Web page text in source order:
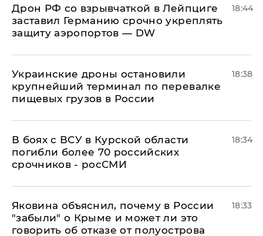
​Дрон РФ со взрывчаткой в Лейпциге
заставил Германию срочно укреплять
защиту аэропортов — DW
18:44
Украинские дроны остановили
крупнейший терминал по перевалке
пищевых грузов в России
18:38
В боях с ВСУ в Курской области
погибли более 70 российских
срочников - росСМИ
18:34
Яковина объяснил, почему в России
"забыли" о Крыме и может ли это
говорить об отказе от полуострова
18:33